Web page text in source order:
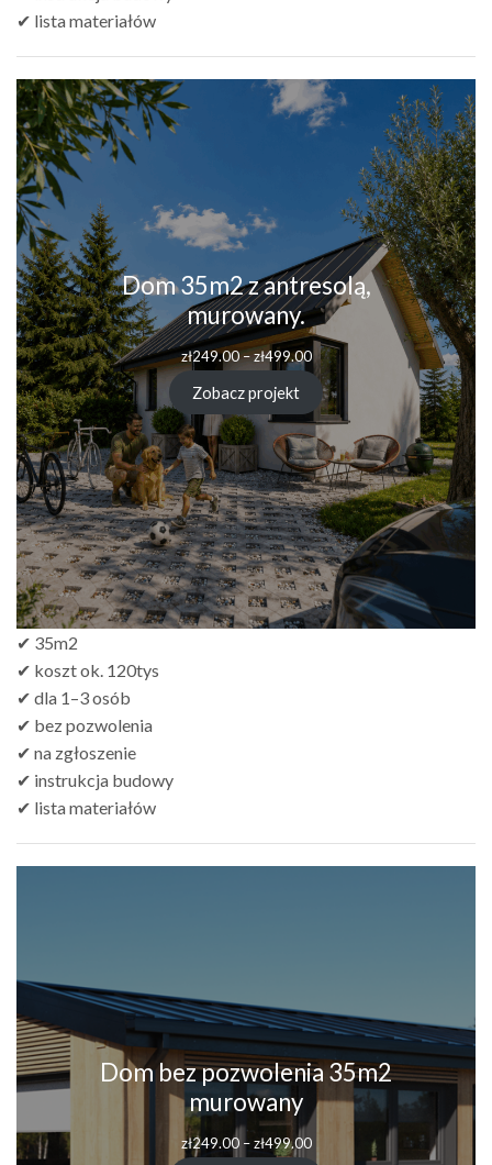
✔ lista materiałów
Dom 35m2 z antresolą,
murowany.
zł249.00–zł499.00Zakres
cen:
od
zł249.00
do
zł499.00
Zobacz projekt
✔ 35m2
✔ koszt ok. 120tys
✔ dla 1–3 osób
✔ bez pozwolenia
✔ na zgłoszenie
✔ instrukcja budowy
✔ lista materiałów
Dom bez pozwolenia 35m2
murowany
zł249.00 – zł499.00Zakres